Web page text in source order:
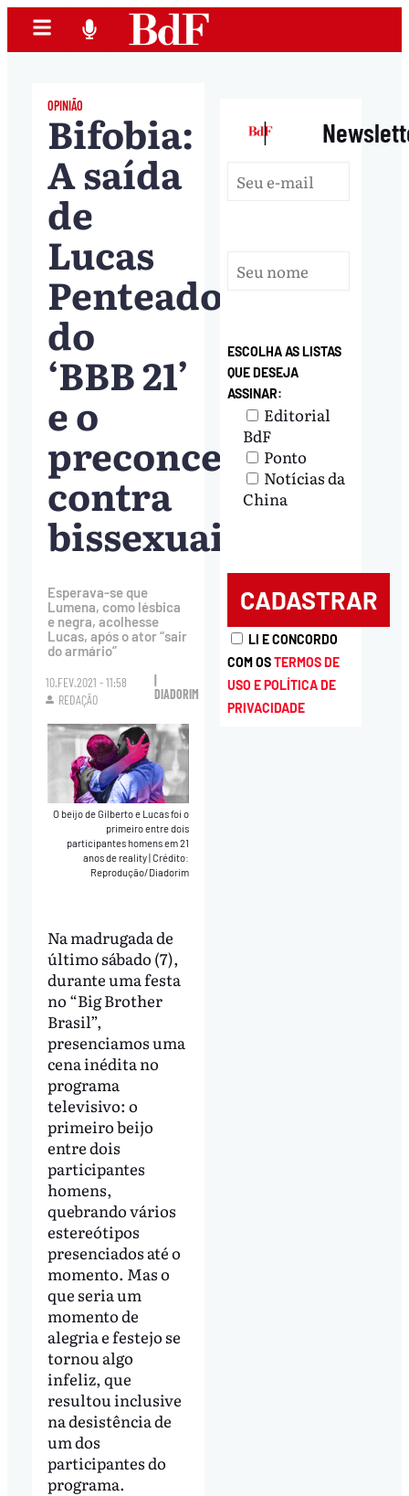
OPINIÃO
Bifobia:
A saída
de
Lucas
Penteado
do
‘BBB 21’
e o
preconceito
contra
bissexuais
Esperava-se que
Lumena, como lésbica
e negra, acolhesse
Lucas, após o ator “sair
do armário”
10.FEV.2021 - 11:58
REDAÇÃO
DIADORIM
O beijo de Gilberto e Lucas foi o
primeiro entre dois
participantes homens em 21
anos de reality Crédito:
Reprodução/Diadorim
Na madrugada de
último sábado (7),
durante uma festa
no “Big Brother
Brasil”,
presenciamos uma
cena inédita no
programa
televisivo: o
primeiro beijo
entre dois
participantes
homens,
quebrando vários
estereótipos
presenciados até o
momento. Mas o
que seria um
momento de
alegria e festejo se
tornou algo
infeliz, que
resultou inclusive
na desistência de
um dos
participantes do
programa.
|
ESCOLHA AS LISTAS
QUE DESEJA
ASSINAR:
Editorial
BdF
Ponto
Notícias da
China
LI E CONCORDO
COM OSTERMOS DE
USO E POLÍTICA DE
PRIVACIDADE